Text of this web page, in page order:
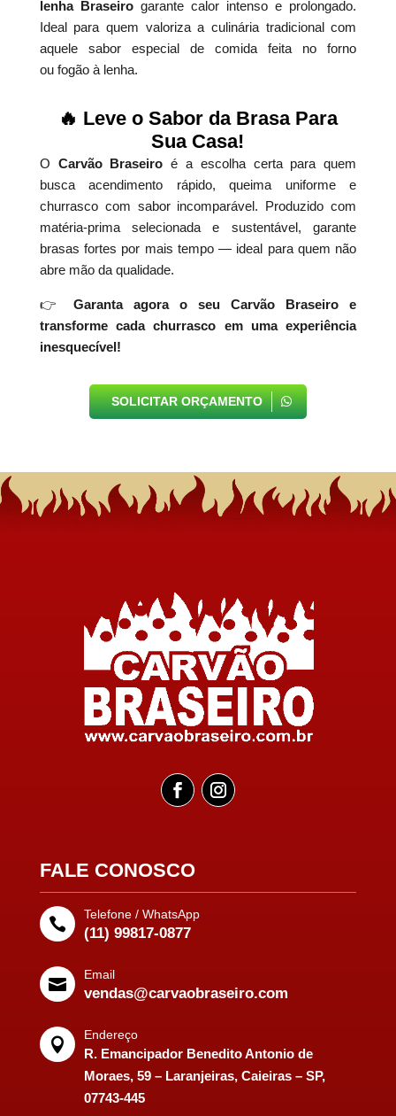
lenha Braseirogarante calor intenso e prolongado.
Ideal para quem valoriza a culinária tradicional com
aquele sabor especial de comida feita no forno
ou fogão à lenha.
🔥 Leve o Sabor da Brasa Para
Sua Casa!
O Carvão Braseiro é a escolha certa para quem
busca acendimento rápido, queima uniforme e
churrasco com sabor incomparável. Produzido com
matéria-prima selecionada e sustentável, garante
brasas fortes por mais tempo — ideal para quem não
abre mão da qualidade.
👉
Garanta agora o seu Carvão Braseiro e
transforme cada churrasco em uma experiência
inesquecível!
SOLICITAR ORÇAMENTO
FALE CONOSCO

Telefone / WhatsApp
(11) 99817-0877

Email
vendas@carvaobraseiro.com

Endereço
R. Emancipador Benedito Antonio de
Moraes, 59 – Laranjeiras, Caieiras – SP,
07743-445